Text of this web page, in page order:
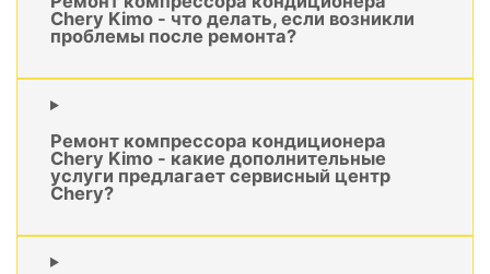
Chery Kimo - что делать, если возникли
проблемы после ремонта?
Ремонт компрессора кондиционера
Chery Kimo - какие дополнительные
услуги предлагает сервисный центр
Chery?